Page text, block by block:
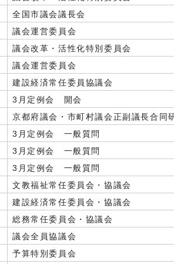
全国市議会議長会
議会運営委員会
議会改革・活性化特別委員会
議会運営委員会
建設経済常任委員協議会
3月定例会 開会
京都府議会・市町村議会正副議長合同
3月定例会 一般質問
3月定例会 一般質問
3月定例会 一般質問
文教福祉常任委員会・協議会
建設経済常任委員会・協議会
総務常任委員会・協議会
議会全員協議会
予算特別委員会